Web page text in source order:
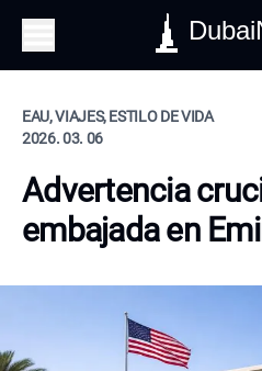
EAU, VIAJES, ESTILO DE VIDA
2026. 03. 06
Advertencia
embajada en